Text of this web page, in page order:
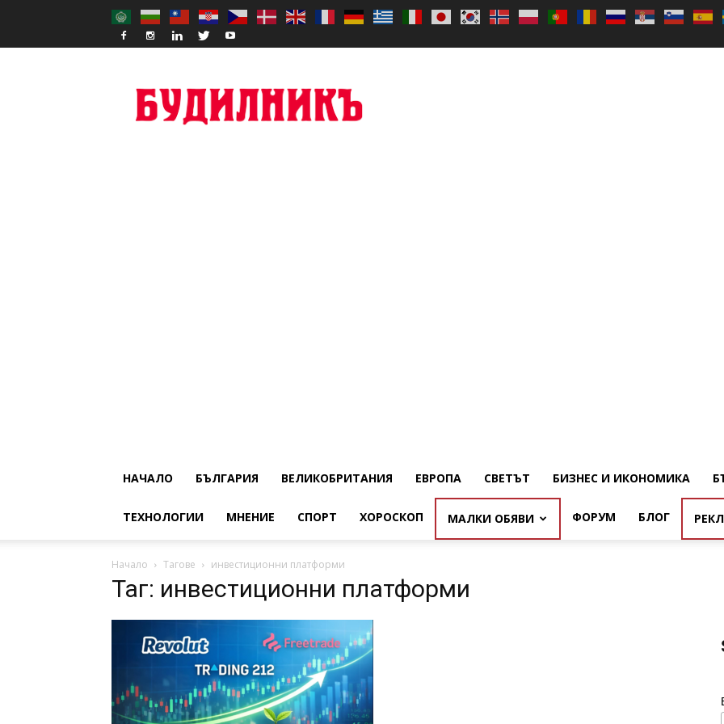
НАЧАЛО БЪЛГАРИЯ ВЕЛИКОБРИТАНИЯ ЕВРОПА СВЕТЪТ БИЗНЕС И ИКОНОМИКА
ТЕХНОЛОГИИ МНЕНИЕ СПОРТ ХОРОСКОП МАЛКИ ОБЯВИ ФОРУМ БЛОГ
Начало Тагове инвестиционни платформи
Таг: инвестиционни платформи